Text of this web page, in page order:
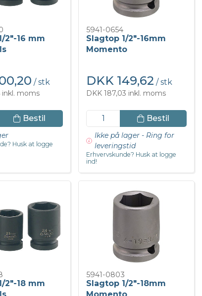
2"-16 mm
/ stk
inkl. moms
Bestil
Husk at logge
5941-0654
Slagtop 1/2"-16mm
Momento
DKK 149,62 / stk
DKK 187,03 inkl. moms
Bestil
Ikke på lager - Ring for
leveringstid
Erhvervskunde? Husk at logge
ind!
2"-18 mm
5941-0803
Slagtop 1/2"-18mm